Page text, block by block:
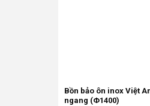
Bồn bảo ôn inox Việt
ngang (Φ1400)